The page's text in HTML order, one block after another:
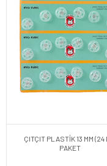
ÇITÇIT PLASTİK 13 MM (24
PAKET